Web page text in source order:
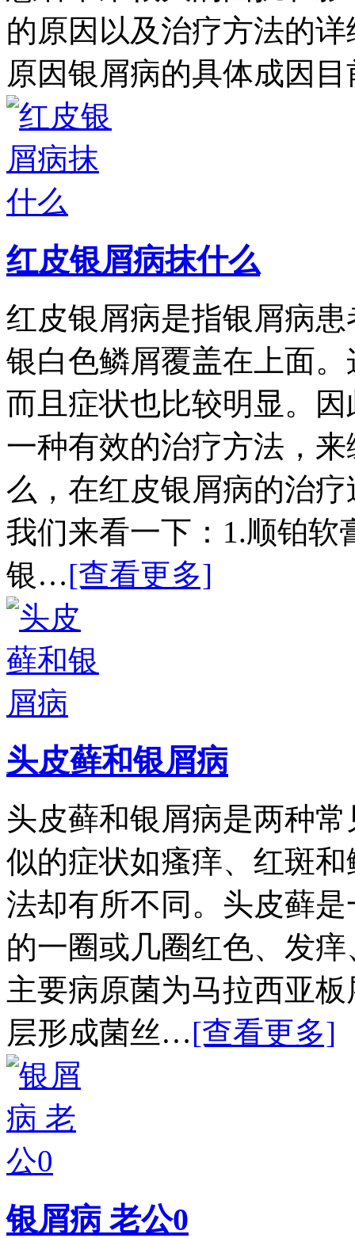
的原因以及治疗方法的
原因银屑病的具体成因
红皮银屑病抹什么
红皮银屑病是指银屑病
银白色鳞屑覆盖在上面
而且症状也比较明显。
一种有效的治疗方法，
么，在红皮银屑病的治
我们来看一下：1.顺铂软
银…[查看更多]
头皮藓和银屑病
头皮藓和银屑病是两种
似的症状如瘙痒、红斑
法却有所不同。头皮藓
的一圈或几圈红色、发
主要病原菌为马拉西亚
层形成菌丝…[查看更多]
银屑病 老公0